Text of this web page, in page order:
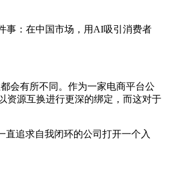
事：在中国市场，用AI吸引消费者
会有所不同。作为一家电商平台公
资源互换进行更深的绑定，而这对于
追求自我闭环的公司打开一个入